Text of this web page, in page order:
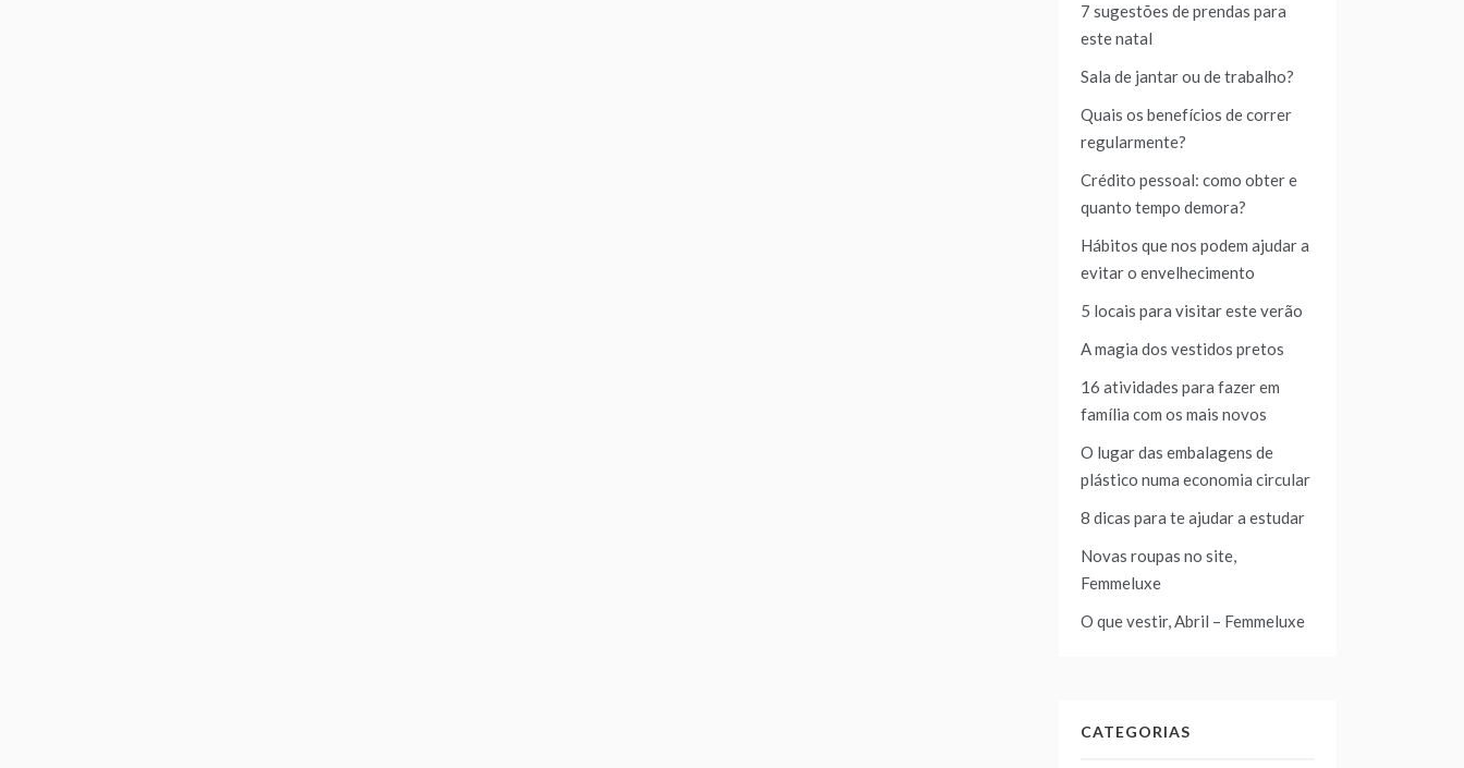
7 sugestões de prendas para
este natal
Sala de jantar ou de trabalho?
Quais os benefícios de correr
regularmente?
Crédito pessoal: como obter e
quanto tempo demora?
Hábitos que nos podem ajudar a
evitar o envelhecimento
5 locais para visitar este verão
A magia dos vestidos pretos
16 atividades para fazer em
família com os mais novos
O lugar das embalagens de
plástico numa economia circular
8 dicas para te ajudar a estudar
Novas roupas no site,
Femmeluxe
O que vestir, Abril – Femmeluxe
CATEGORIAS